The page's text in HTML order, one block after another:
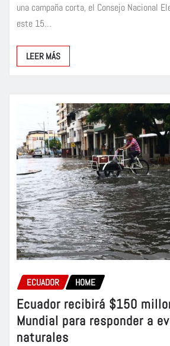
una campaña corta, el Consejo Nacional
este 15…
LEER MÁS
ECUADOR HOME
Ecuador recibirá $150
Mundial para responder a
naturales